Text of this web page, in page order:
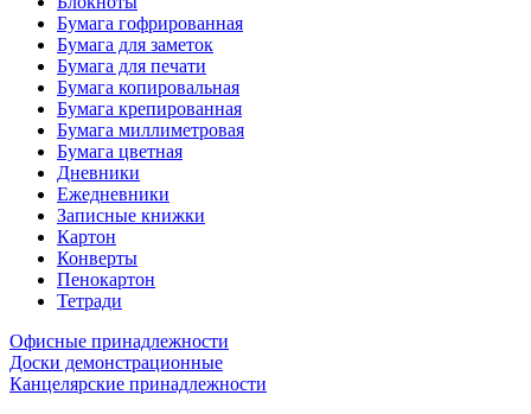
Бумага гофрированная
Бумага для заметок
Бумага для печати
Бумага копировальная
Бумага крепированная
Бумага миллиметровая
Бумага цветная
Дневники
Ежедневники
Записные книжки
Картон
Конверты
Пенокартон
Тетради
Офисные принадлежности
Доски демонстрационные
Канцелярские принадлежности